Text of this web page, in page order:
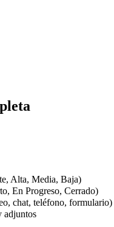
Alta, Media, Baja)
En Progreso, Cerrado)
chat, teléfono, formulario)
adjuntos